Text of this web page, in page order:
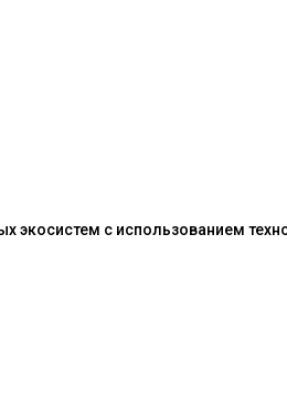
с использованием